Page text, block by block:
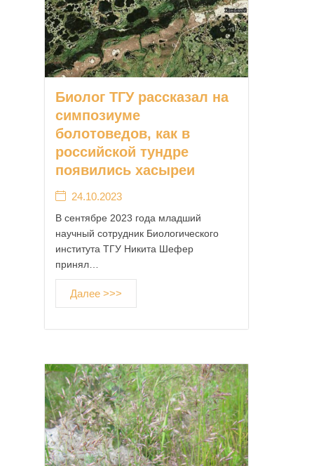
Биолог ТГУ рассказал на
симпозиуме
болотоведов, как в
российской тундре
появились хасыреи
24.10.2023
В сентябре 2023 года младший
научный сотрудник Биологического
института ТГУ Никита Шефер
принял…
Далее >>>